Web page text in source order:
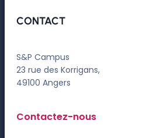
CONTACT
S&P Campus
23 rue des Korrigans,
49100 Angers
Contactez-nous